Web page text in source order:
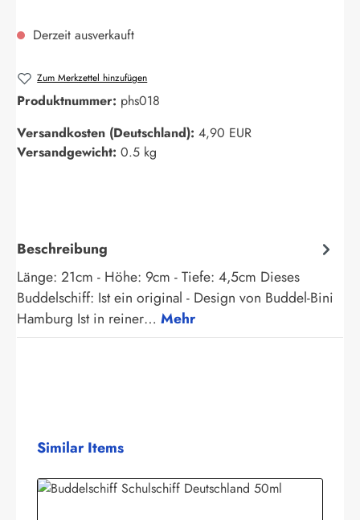
Derzeit ausverkauft
Zum Merkzettel hinzufügen
Produktnummer: phs018
Versandkosten (Deutschland): 4,90 EUR
Versandgewicht: 0.5 kg
Beschreibung
Länge: 21cm - Höhe: 9cm - Tiefe: 4,5cm Dieses
Buddelschiff: Ist ein original - Design von Buddel-Bini
Hamburg Ist in reiner… Mehr
Produktgalerie überspringen
Similar Items